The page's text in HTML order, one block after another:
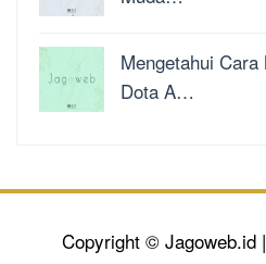
Mengetahui
Dota A…
Copyright © Jagoweb.id